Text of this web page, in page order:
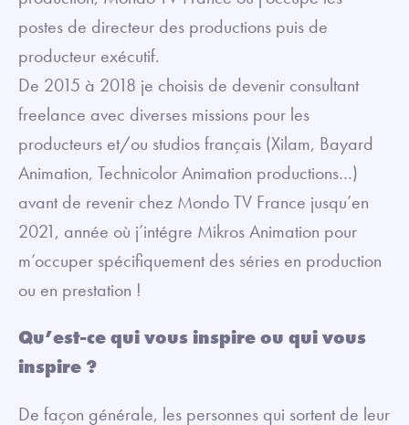
postes de directeur des productions puis de
producteur exécutif.
De 2015 à 2018 je choisis de devenir consultant
freelance avec diverses missions pour les
producteurs et/ou studios français (Xilam, Bayard
Animation, Technicolor Animation productions…)
avant de revenir chez Mondo TV France jusqu’en
2021, année où j’intégre Mikros Animation pour
m’occuper spécifiquement des séries en production
ou en prestation !
Qu’est-ce qui vous inspire ou qui vous
inspire ?
De façon générale, les personnes qui sortent de leur